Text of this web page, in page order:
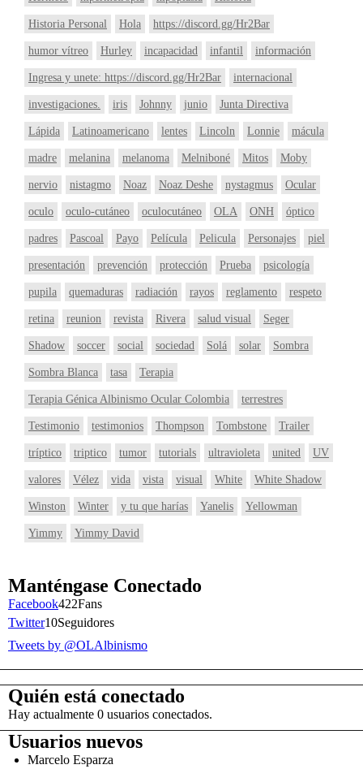
Historia Personal Hola https://discord.gg/Hr2Bar
humor vítreo Hurley incapacidad infantil información
Ingresa y unete: https://discord.gg/Hr2Bar internacional
investigaciones. iris Johnny junio Junta Directiva
Lápida Latinoamericano lentes Lincoln Lonnie mácula
madre melanina melanoma Melniboné Mitos Moby
nervio nistagmo Noaz Noaz Deshe nystagmus Ocular
oculo oculo-cutáneo oculocutáneo OLA ONH óptico
padres Pascoal Payo Película Pelicula Personajes piel
presentación prevención protección Prueba psicología
pupila quemaduras radiación rayos reglamento respeto
retina reunion revista Rivera salud visual Seger
Shadow soccer social sociedad Solá solar Sombra
Sombra Blanca tasa Terapia
Terapia Génica Albinismo Ocular Colombia terrestres
Testimonio testimonios Thompson Tombstone Trailer
tríptico triptico tumor tutorials ultravioleta united UV
valores Vélez vida vista visual White White Shadow
Winston Winter y tu que harías Yanelis Yellowman
Yimmy Yimmy David
Manténgase Conectado
Facebook422Fans
Twitter10Seguidores
Tweets by @OLAlbinismo
Quién está conectado
Hay actualmente 0 usuarios conectados.
Usuarios nuevos
Marcelo Esparza